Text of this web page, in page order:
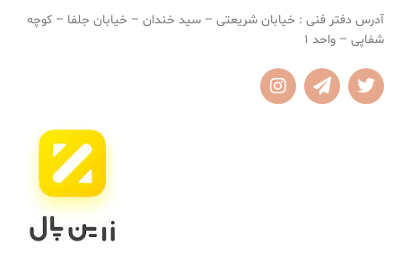
آدرس دفتر فنی : خیابان شریعتی – سید خندان – خیابان جلفا – کوچه
شفاپی – واحد 1